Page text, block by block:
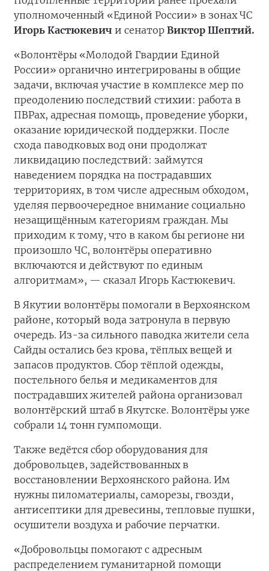
уполномоченный «Единой России» в зонах ЧС
Игорь Кастюкевич и сенатор Виктор Шептий.
«Волонтёры «Молодой Гвардии Единой
России» органично интегрированы в общие
задачи, включая участие в комплексе мер по
преодолению последствий стихии: работа в
ПВРах, адресная помощь, проведение уборки,
оказание юридической поддержки. После
схода паводковых вод они продолжат
ликвидацию последствий: займутся
наведением порядка на пострадавших
территориях, в том числе адресным обходом,
уделяя первоочередное внимание социально
незащищённым категориям граждан. Мы
приходим к тому, что в каком бы регионе ни
произошло ЧС, волонтёры оперативно
включаются и действуют по единым
алгоритмам», — сказал Игорь Кастюкевич.
В Якутии волонтёры помогали в Верхоянском
районе, который вода затронула в первую
очередь. Из-за сильного паводка жители села
Сайды остались без крова, тёплых вещей и
запасов продуктов. Сбор тёплой одежды,
постельного белья и медикаментов для
пострадавших жителей района организовал
волонтёрский штаб в Якутске. Волонтёры уже
собрали 14 тонн гумпомощи.
Также ведётся сбор оборудования для
добровольцев, задействованных в
восстановлении Верхоянского района. Им
нужны пиломатериалы, саморезы, гвозди,
антисептики для древесины, тепловые пушки,
осушители воздуха и рабочие перчатки.
«Добровольцы помогают с адресным
распределением гуманитарной помощи